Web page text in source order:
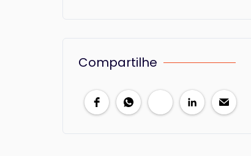
Compartilhe